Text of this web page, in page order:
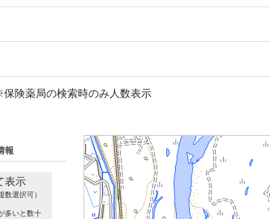
険薬局の検索時のみ人数表示
報
表示
数選択可）
多いと数十